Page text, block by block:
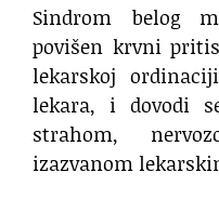
Sindrom belog
povišen krvni
lekarskoj
lekara, i dovodi
strahom,
izazvanom